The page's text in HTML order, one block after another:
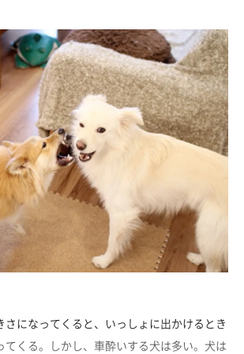
さになってくると、いっしょに出かけるとき
てくる。しかし、車酔いする犬は多い。犬は